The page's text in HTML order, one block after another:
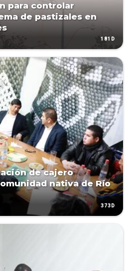
para controlar
de pastizales en
181D
de cajero
nativa de Río
373D